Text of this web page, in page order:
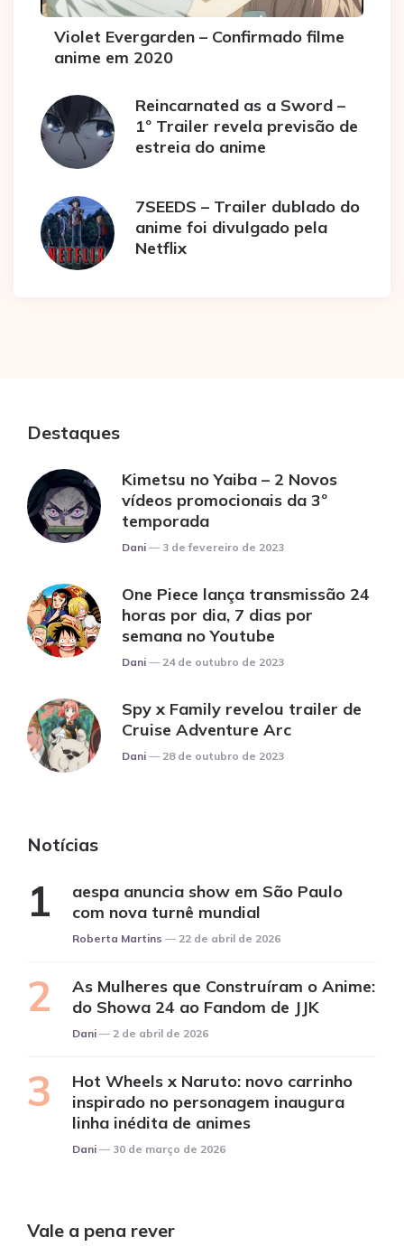
Violet Evergarden – Confirmado filme
anime em 2020
Reincarnated as a Sword –
1º Trailer revela previsão de
estreia do anime
7SEEDS – Trailer dublado do
anime foi divulgado pela
Netflix
Destaques
Kimetsu no Yaiba – 2 Novos
vídeos promocionais da 3º
temporada
Posted
Dani 3 de fevereiro de 2023
One Piece lança transmissão 24
horas por dia, 7 dias por
semana no Youtube
Posted
Dani 24 de outubro de 2023
Spy x Family revelou trailer de
Cruise Adventure Arc
Posted
Dani 28 de outubro de 2023
Notícias
aespa anuncia show em São Paulo
com nova turnê mundial
Posted
Roberta Martins 22 de abril de 2026
As Mulheres que Construíram o Anime:
do Showa 24 ao Fandom de JJK
Posted
Dani 2 de abril de 2026
Hot Wheels x Naruto: novo carrinho
inspirado no personagem inaugura
linha inédita de animes
Posted
Dani 30 de março de 2026
Vale a pena rever